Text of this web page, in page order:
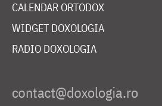
CALENDAR ORTODOX
WIDGET DOXOLOGIA
RADIO DOXOLOGIA